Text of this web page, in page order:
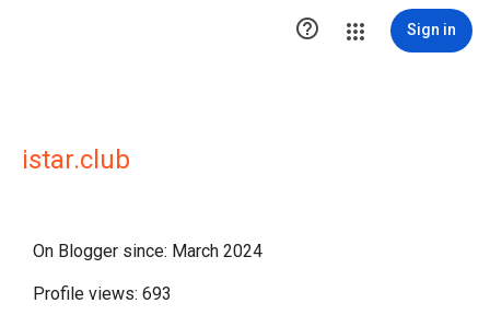
 Sign in
istar.club
On Blogger since: March 2024
Profile views: 693